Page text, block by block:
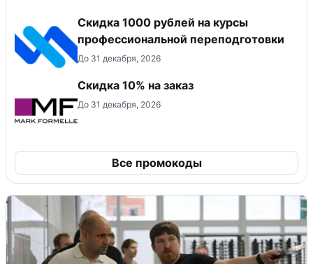
Скидка 1000 рублей на курсы
профессиональной переподготовки
До 31 декабря, 2026
Скидка 10% на заказ
До 31 декабря, 2026
Все промокоды